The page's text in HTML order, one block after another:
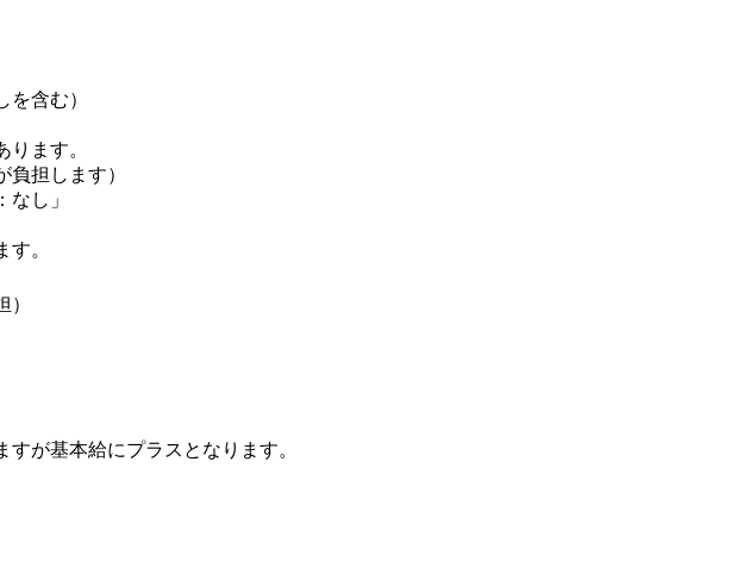
含む）
ます。
担します）
し」
。
が基本給にプラスとなります。